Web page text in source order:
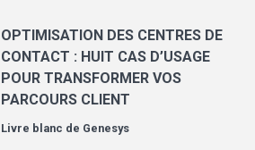
OPTIMISATION DES CENTRES DE
CONTACT : HUIT CAS D’USAGE
POUR TRANSFORMER VOS
PARCOURS CLIENT
Livre blanc de Genesys